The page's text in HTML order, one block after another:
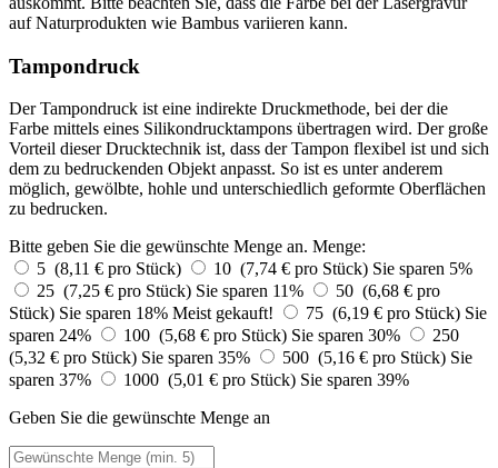
auf Naturprodukten wie Bambus variieren kann.
Tampondruck
Der Tampondruck ist eine indirekte Druckmethode, bei der die
Farbe mittels eines Silikondrucktampons übertragen wird. Der große
Vorteil dieser Drucktechnik ist, dass der Tampon flexibel ist und sich
dem zu bedruckenden Objekt anpasst. So ist es unter anderem
möglich, gewölbte, hohle und unterschiedlich geformte Oberflächen
zu bedrucken.
Bitte geben Sie die gewünschte Menge an. Menge:
5 (8,11 € pro Stück)
10 (7,74 € pro Stück) Sie sparen 5%
25 (7,25 € pro Stück) Sie sparen 11%
50 (6,68 € pro
Stück) Sie sparen 18% Meist gekauft! 75 (6,19 € pro Stück) Sie
sparen 24%
100 (5,68 € pro Stück) Sie sparen 30%
250
(5,32 € pro Stück) Sie sparen 35% 500 (5,16 € pro Stück) Sie
sparen 37%
1000 (5,01 € pro Stück) Sie sparen 39%
Geben Sie die gewünschte Menge an